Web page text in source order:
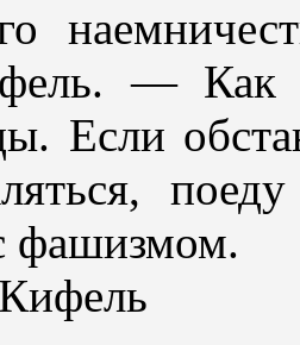
—
Если
фашизмом.